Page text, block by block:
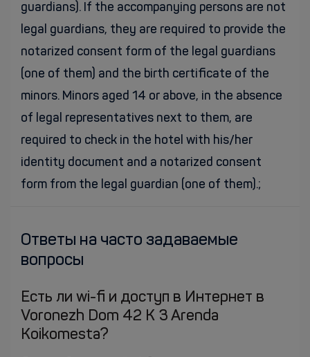
guardians). If the accompanying persons are not
legal guardians, they are required to provide the
notarized consent form of the legal guardians
(one of them) and the birth certificate of the
minors. Minors aged 14 or above, in the absence
of legal representatives next to them, are
required to check in the hotel with his/her
identity document and a notarized consent
form from the legal guardian (one of them).;
Ответы на часто задаваемые
вопросы
Есть ли wi-fi и доступ в Интернет в
Voronezh Dom 42 K 3 Arenda
Koikomesta?